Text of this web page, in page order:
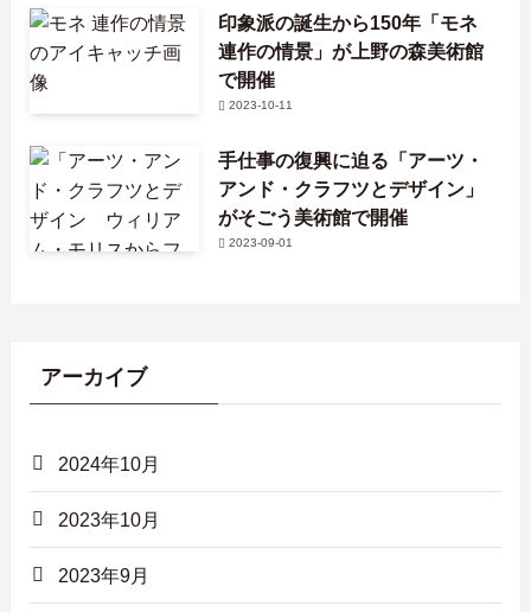
印象派の誕生から150年「モネ
連作の情景」が上野の森美術館
で開催
2023-10-11
手仕事の復興に迫る「アーツ・
アンド・クラフツとデザイン」
がそごう美術館で開催
2023-09-01
アーカイブ
2024年10月
2023年10月
2023年9月